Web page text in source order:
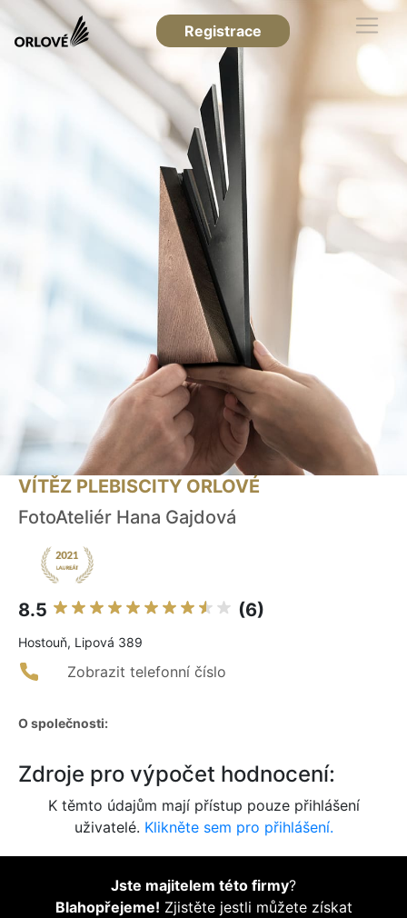
Registrace
VÍTĚZ PLEBISCITY ORLOVÉ
FotoAteliér Hana Gajdová
8.5 (6)
Hostouň, Lipová 389
Zobrazit telefonní číslo
O společnosti:
Zdroje pro výpočet hodnocení:
K těmto údajům mají přístup pouze přihlášení
uživatelé. Klikněte sem pro přihlášení.
Jste majitelem této firmy?
Blahopřejeme! Zjistěte jestli můžete získat